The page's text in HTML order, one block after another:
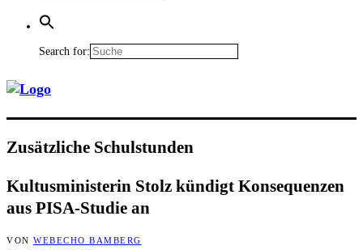
Search for:
Zusätz­li­che Schulstunden
Kul­tus­mi­nis­te­rin Stolz kün­digt Kon­se­quen­zen
aus PISA-Stu­die an
VON WEBECHO BAMBERG